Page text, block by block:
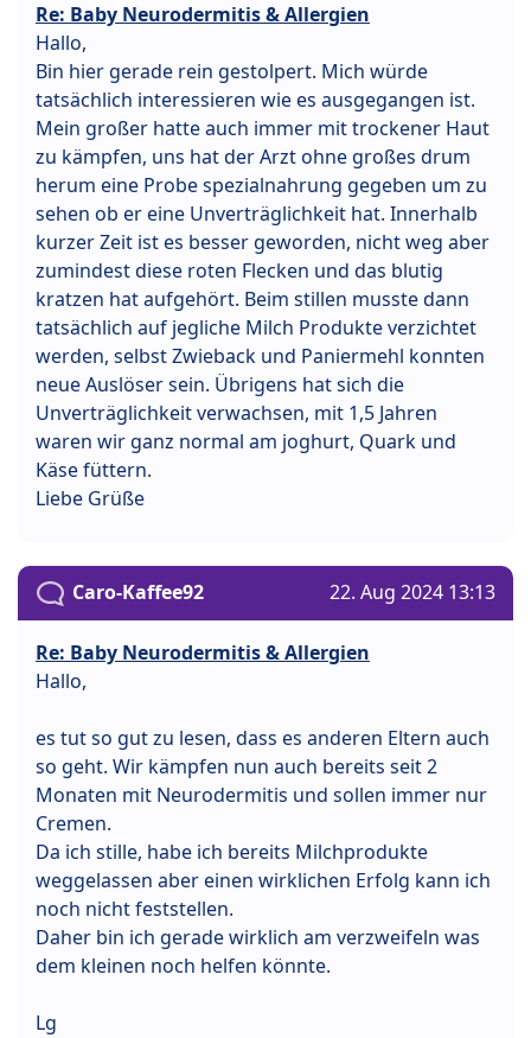
Re: Baby Neurodermitis & Allergien
Hallo,
Bin hier gerade rein gestolpert. Mich würde
tatsächlich interessieren wie es ausgegangen ist.
Mein großer hatte auch immer mit trockener Haut
zu kämpfen, uns hat der Arzt ohne großes drum
herum eine Probe spezialnahrung gegeben um zu
sehen ob er eine Unverträglichkeit hat. Innerhalb
kurzer Zeit ist es besser geworden, nicht weg aber
zumindest diese roten Flecken und das blutig
kratzen hat aufgehört. Beim stillen musste dann
tatsächlich auf jegliche Milch Produkte verzichtet
werden, selbst Zwieback und Paniermehl konnten
neue Auslöser sein. Übrigens hat sich die
Unverträglichkeit verwachsen, mit 1,5 Jahren
waren wir ganz normal am joghurt, Quark und
Käse füttern.
Liebe Grüße
Caro-Kaffee92 22. Aug 2024 13:13
Re: Baby Neurodermitis & Allergien
Hallo,
es tut so gut zu lesen, dass es anderen Eltern auch
so geht. Wir kämpfen nun auch bereits seit 2
Monaten mit Neurodermitis und sollen immer nur
Cremen.
Da ich stille, habe ich bereits Milchprodukte
weggelassen aber einen wirklichen Erfolg kann ich
noch nicht feststellen.
Daher bin ich gerade wirklich am verzweifeln was
dem kleinen noch helfen könnte.
Lg